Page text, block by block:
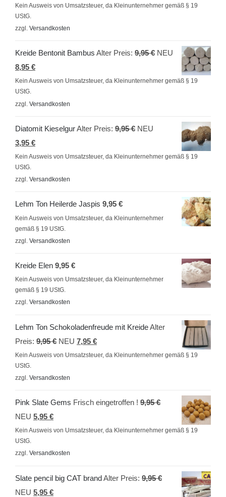
war:
Preis
Kein Ausweis von Umsatzsteuer, da Kleinunternehmer gemäß § 19
UStG.
zzgl. Versandkosten
Kreide Bentonit Bambus Alter Preis: 9,95€ Ursprünglicher
war:
NEU
8,95 €Aktueller
Preis
8,95 €.
Kein Ausweis von Umsatzsteuer, da Kleinunternehmer gemäß § 19
UStG.
zzgl. Versandkosten
Diatomit KieselgurAlter Preis: 9,95€ Ursprünglicher
war:
NEU
3,95 €Aktueller
Preis
Kein Ausweis von Umsatzsteuer, da Kleinunternehmer gemäß § 19
UStG.
zzgl. Versandkosten
Lehm Ton Heilerde Jaspis 9,95 €
Kein Ausweis von Umsatzsteuer, da Kleinunternehmer
gemäß § 19 UStG.
zzgl. Versandkosten
Kreide Elen 9,95 €
Kein Ausweis von Umsatzsteuer, da Kleinunternehmer
gemäß § 19 UStG.
zzgl. Versandkosten
Lehm Ton Schokoladenfreude mit KreideAlter
Preis: 9,95€ Ursprünglicher
Preis
NEU 7,95 €Aktueller
Preis
Kein Ausweis von Umsatzsteuer, da Kleinunternehmer gemäß § 19
UStG.
zzgl. Versandkosten
Pink Slate Gems Frisch eingetroffen ! 9,95€Ursprünglicher
war:
NEU 5,95 €Aktueller
Preis
Kein Ausweis von Umsatzsteuer, da Kleinunternehmer gemäß § 19
UStG.
zzgl. Versandkosten
Slate pencil big CAT brandAlter Preis: 9,95€Ursprünglicher
NEU 5,95 €Aktueller